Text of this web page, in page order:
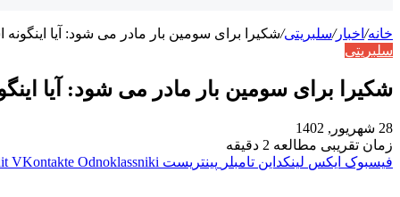
خانه/ اخبار/سلبریتی/شکیرا برای سومین بار مادر می شود: آیا
سلبریتی
شکیرا برای سومین بار مادر می شود: آیا
28 شهریور, 1402
زمان تقریبی مطالعه 2 دقیقه
فیسبوک ایکس لینکداین تامبلر پینتریست VKontakte Odnoklassniki